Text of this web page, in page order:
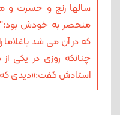
سالها رنج و حسرت و
منحصر به خودش
که در آن می شد
چنانکه روزی در
استادش گفت:«دیدی که